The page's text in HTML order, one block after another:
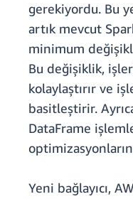
gerekiyordu. Bu
artık mevcut
minimum
Bu değişiklik,
kolaylaştırır ve
basitleştirir.
DataFrame
Yeni bağlayıcı,